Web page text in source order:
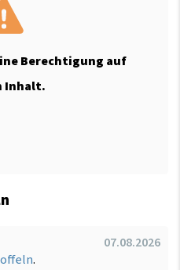
Berechtigung auf
Inhalt.
07.08.2026
.